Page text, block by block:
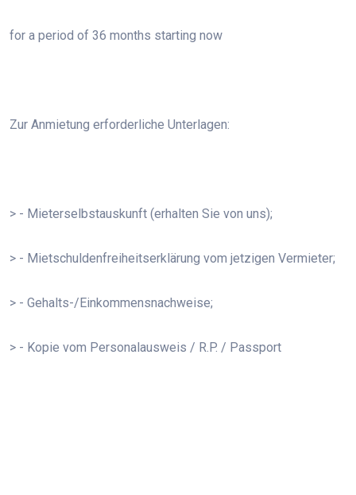
for a period of 36 months starting now
Zur Anmietung erforderliche Unterlagen:
> - Mieterselbstauskunft (erhalten Sie von uns);
> - Mietschuldenfreiheitserklärung vom jetzigen Vermieter;
> - Gehalts-/Einkommensnachweise;
> - Kopie vom Personalausweis / R.P. / Passport